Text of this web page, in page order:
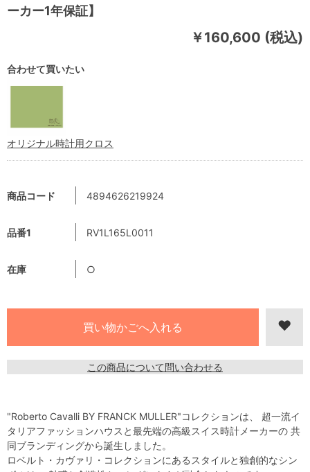
ーカー1年保証】
￥160,600 (税込)
商品コード 4894626219924
品番1 RV1L165L0011
在庫 ○
この商品について問い合わせる
合わせて買いたい
オリジナル時計用クロス
"Roberto Cavalli BY FRANCK MULLER"コレクションは、 超一流イ
タリアファッションハウスと最先端の高級スイス時計メーカーの 共
同ブランディングから誕生しました。
ロベルト・カヴァリ・コレクションにあるスタイルと独創的なシン